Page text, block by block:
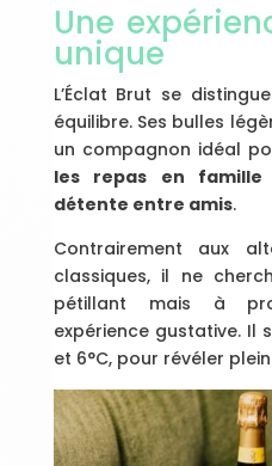
Une
unique
L’Éclat Brut se
équilibre. Ses bulles
un compagnon idéal
les repas en
détente entre amis.
Contrairement aux
classiques, il ne
pétillant mais à
expérience gustative. Il
et 6°C, pour révéler